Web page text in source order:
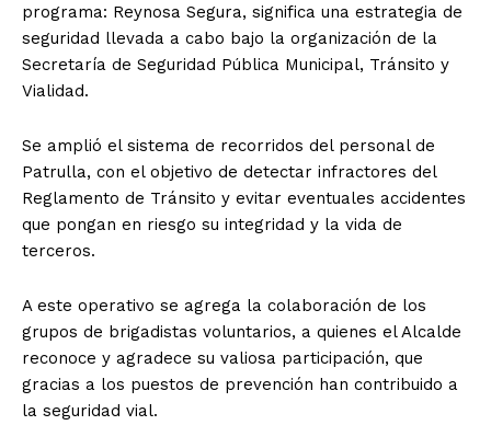
programa: Reynosa Segura, significa una estrategia de
seguridad llevada a cabo bajo la organización de la
Secretaría de Seguridad Pública Municipal, Tránsito y
Vialidad.
Se amplió el sistema de recorridos del personal de
Patrulla, con el objetivo de detectar infractores del
Reglamento de Tránsito y evitar eventuales accidentes
que pongan en riesgo su integridad y la vida de
terceros.
A este operativo se agrega la colaboración de los
grupos de brigadistas voluntarios, a quienes el Alcalde
reconoce y agradece su valiosa participación, que
gracias a los puestos de prevención han contribuido a
la seguridad vial.